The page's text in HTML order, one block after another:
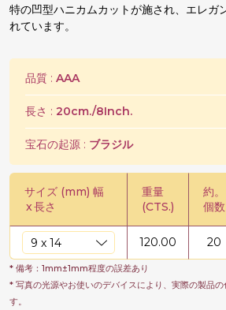
特の凹型ハニカムカットが施され、エレガ
れています。
品質 : AAA
長さ : 20cm./8Inch.
宝石の起源 : ブラジル
サイズ (mm) 幅
x長さ
重量
(CTS.)
約。
個数
120.00 20
* 備考：1mm±1mm程度の誤差あり
* 写真の光源やお使いのデバイスにより、実際の製品
す。